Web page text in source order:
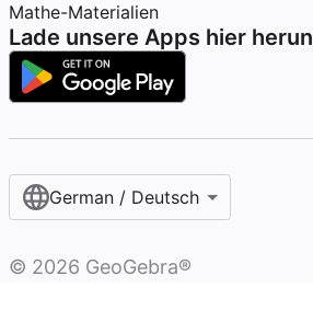
Mathe-Materialien
Lade unsere Apps hier
German / Deutsch
© 2026 GeoGebra®